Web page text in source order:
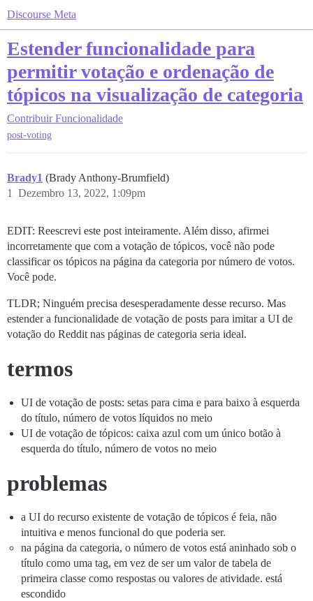
Discourse Meta
Estender funcionalidade para
permitir votação e ordenação de
tópicos na visualização de categoria
Contribuir Funcionalidade
post-voting
Brady1 (Brady Anthony-Brumfield)
Dezembro 13, 2022, 1:09pm
1
EDIT: Reescrevi este post inteiramente. Além disso, afirmei
incorretamente que com a votação de tópicos, você não pode
classificar os tópicos na página da categoria por número de votos.
Você pode.
TLDR; Ninguém precisa desesperadamente desse recurso. Mas
estender a funcionalidade de votação de posts para imitar a UI de
votação do Reddit nas páginas de categoria seria ideal.
termos
UI de votação de posts: setas para cima e para baixo à esquerda
do título, número de votos líquidos no meio
UI de votação de tópicos: caixa azul com um único botão à
esquerda do título, número de votos no meio
problemas
a UI do recurso existente de votação de tópicos é feia, não
intuitiva e menos funcional do que poderia ser.
na página da categoria, o número de votos está aninhado sob o
título como uma tag, em vez de ser um valor de tabela de
primeira classe como respostas ou valores de atividade. está
escondido